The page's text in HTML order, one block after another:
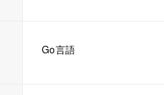
Go言語